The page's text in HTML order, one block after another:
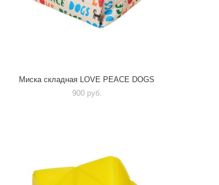
Миска складная LOVE PEACE DOGS
900 pуб.